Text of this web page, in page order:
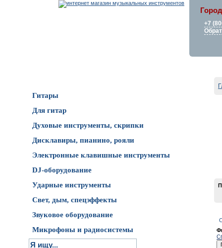
+7
Гитары
Для гитар
Духовые инструменты, скрипки
Дисклавиры, пианино, рояли
Электронные клавишные инструменты
DJ-оборудование
Ударные инструменты
Свет, дым, спецэффекты
Звуковое оборудование
Микрофоны и радиосистемы